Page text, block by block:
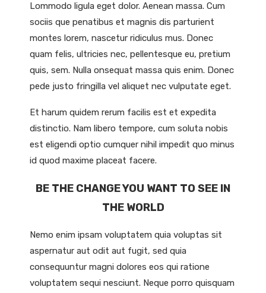
Lommodo ligula eget dolor. Aenean massa. Cum
sociis que penatibus et magnis dis parturient
montes lorem, nascetur ridiculus mus. Donec
quam felis, ultricies nec, pellentesque eu, pretium
quis, sem. Nulla onsequat massa quis enim. Donec
pede justo fringilla vel aliquet nec vulputate eget.
Et harum quidem rerum facilis est et expedita
distinctio. Nam libero tempore, cum soluta nobis
est eligendi optio cumquer nihil impedit quo minus
id quod maxime placeat facere.
BE THE CHANGE YOU WANT TO SEE IN
THE WORLD
Nemo enim ipsam voluptatem quia voluptas sit
aspernatur aut odit aut fugit, sed quia
consequuntur magni dolores eos qui ratione
voluptatem sequi nesciunt. Neque porro quisquam